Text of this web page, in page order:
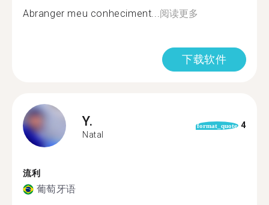
Abranger meu conheciment... 阅读更多
下载软件
Y.
Natal
format_quote 4
流利
葡萄牙语